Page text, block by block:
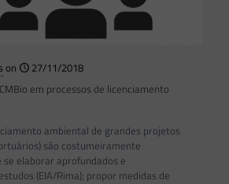
on
27/11/2018
em processos de licenciamento
ambiental de grandes projetos
são costumeiramente
se elaborar aprofundados e
(EIA/Rima); propor medidas de